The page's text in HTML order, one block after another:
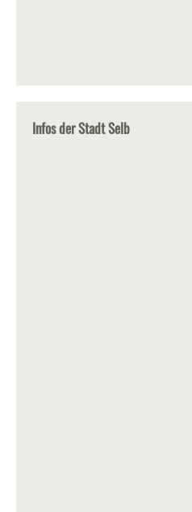
Infos der Stadt Selb